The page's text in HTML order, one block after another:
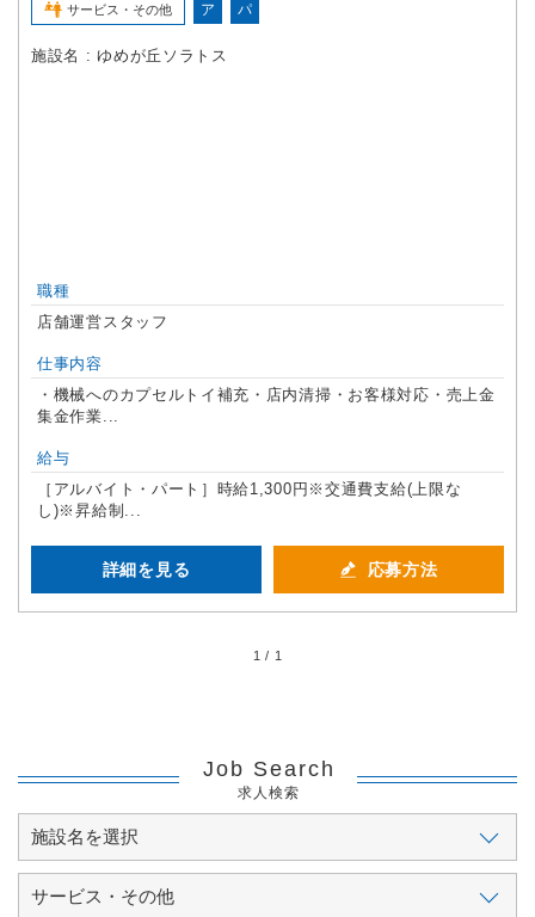
サービス・その他 ア パ
施設名 : ゆめが丘ソラトス
職種
店舗運営スタッフ
仕事内容
・機械へのカプセルトイ補充・店内清掃・お客様対応・売上金
集金作業...
給与
［アルバイト・パート］時給1,300円※交通費支給(上限な
し)※昇給制...
詳細を見る 応募方法
1 / 1
Job Search
求人検索